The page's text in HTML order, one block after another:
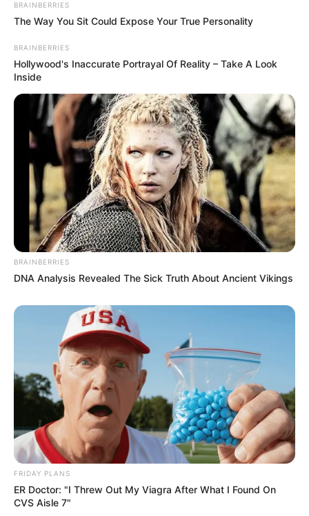
BRAINBERRIES
The Way You Sit Could Expose Your True Personality
BRAINBERRIES
Hollywood's Inaccurate Portrayal Of Reality – Take A Look
Inside
BRAINBERRIES
DNA Analysis Revealed The Sick Truth About Ancient Vikings
FRIDAY PLANS
ER Doctor: "I Threw Out My Viagra After What I Found On
CVS Aisle 7"